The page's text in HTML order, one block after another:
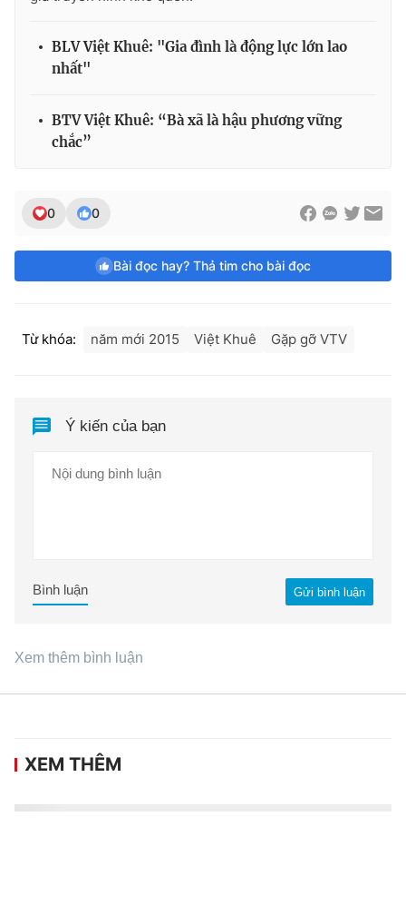
BLV Việt Khuê: "Gia đình là động lực lớn lao
nhất"
BTV Việt Khuê: “Bà xã là hậu phương vững
chắc”
0 0
Bài đọc hay? Thả tim cho bài đọc
Từ khóa: năm mới 2015 Việt Khuê Gặp gỡ VTV
Ý kiến của bạn
Gửi bình luận
Bình luận
Xem thêm bình luận
XEM THÊM